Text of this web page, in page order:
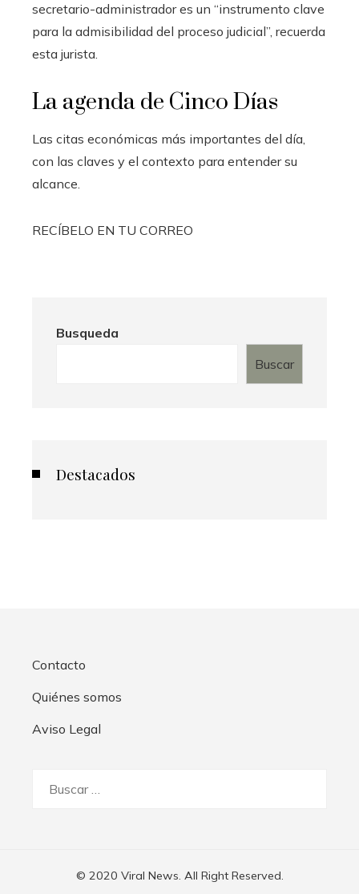
secretario-administrador es un “instrumento clave
para la admisibilidad del proceso judicial”, recuerda
esta jurista.
La agenda de Cinco Días
Las citas económicas más importantes del día,
con las claves y el contexto para entender su
alcance.
RECÍBELO EN TU CORREO
Busqueda
Buscar
Destacados
Contacto
Quiénes somos
Aviso Legal
© 2020 Viral News. All Right Reserved.